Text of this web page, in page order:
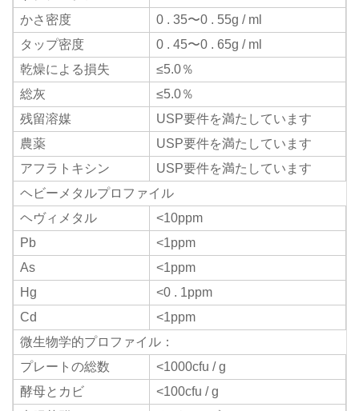
かさ密度 0 . 35〜0 . 55g / ml
タップ密度
0 . 45〜0 . 65g / ml
乾燥による損失
≤5.0％
総灰
≤5.0％
残留溶媒
USP要件を満たしています
農薬
USP要件を満たしています
アフラトキシン
USP要件を満たしています
ヘビーメタルプロファイル
ヘヴィメタル
<10ppm
Pb
<1ppm
As
<1ppm
Hg
<0 . 1ppm
Cd
<1ppm
微生物学的プロファイル：
プレートの総数
<1000cfu / g
酵母とカビ
<100cfu / g